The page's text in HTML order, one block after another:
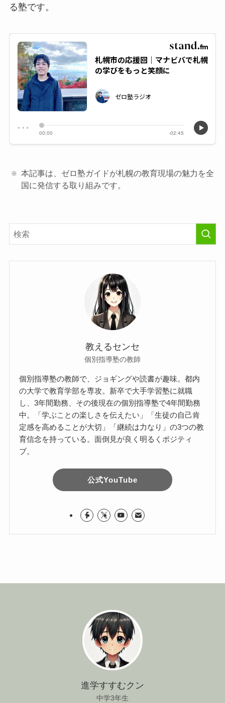
る塾です。
本記事は、ゼロ塾ガイドが札幌の教育現場の魅力を全
国に発信する取り組みです。
教えるセンセ
個別指導塾の教師
個別指導塾の教師で、ジョギングや読書が趣味。都内
の大学で教育学部を専攻。新卒で大手学習塾に就職
し、3年間勤務、その後現在の個別指導塾で4年間勤務
中。「学ぶことの楽しさを伝えたい」「生徒の自己肯
定感を高めることが大切」「継続は力なり」の3つの教
育信念を持っている。面倒見が良く明るくポジティ
ブ。
公式YouTube
進学すすむクン
中学3年生